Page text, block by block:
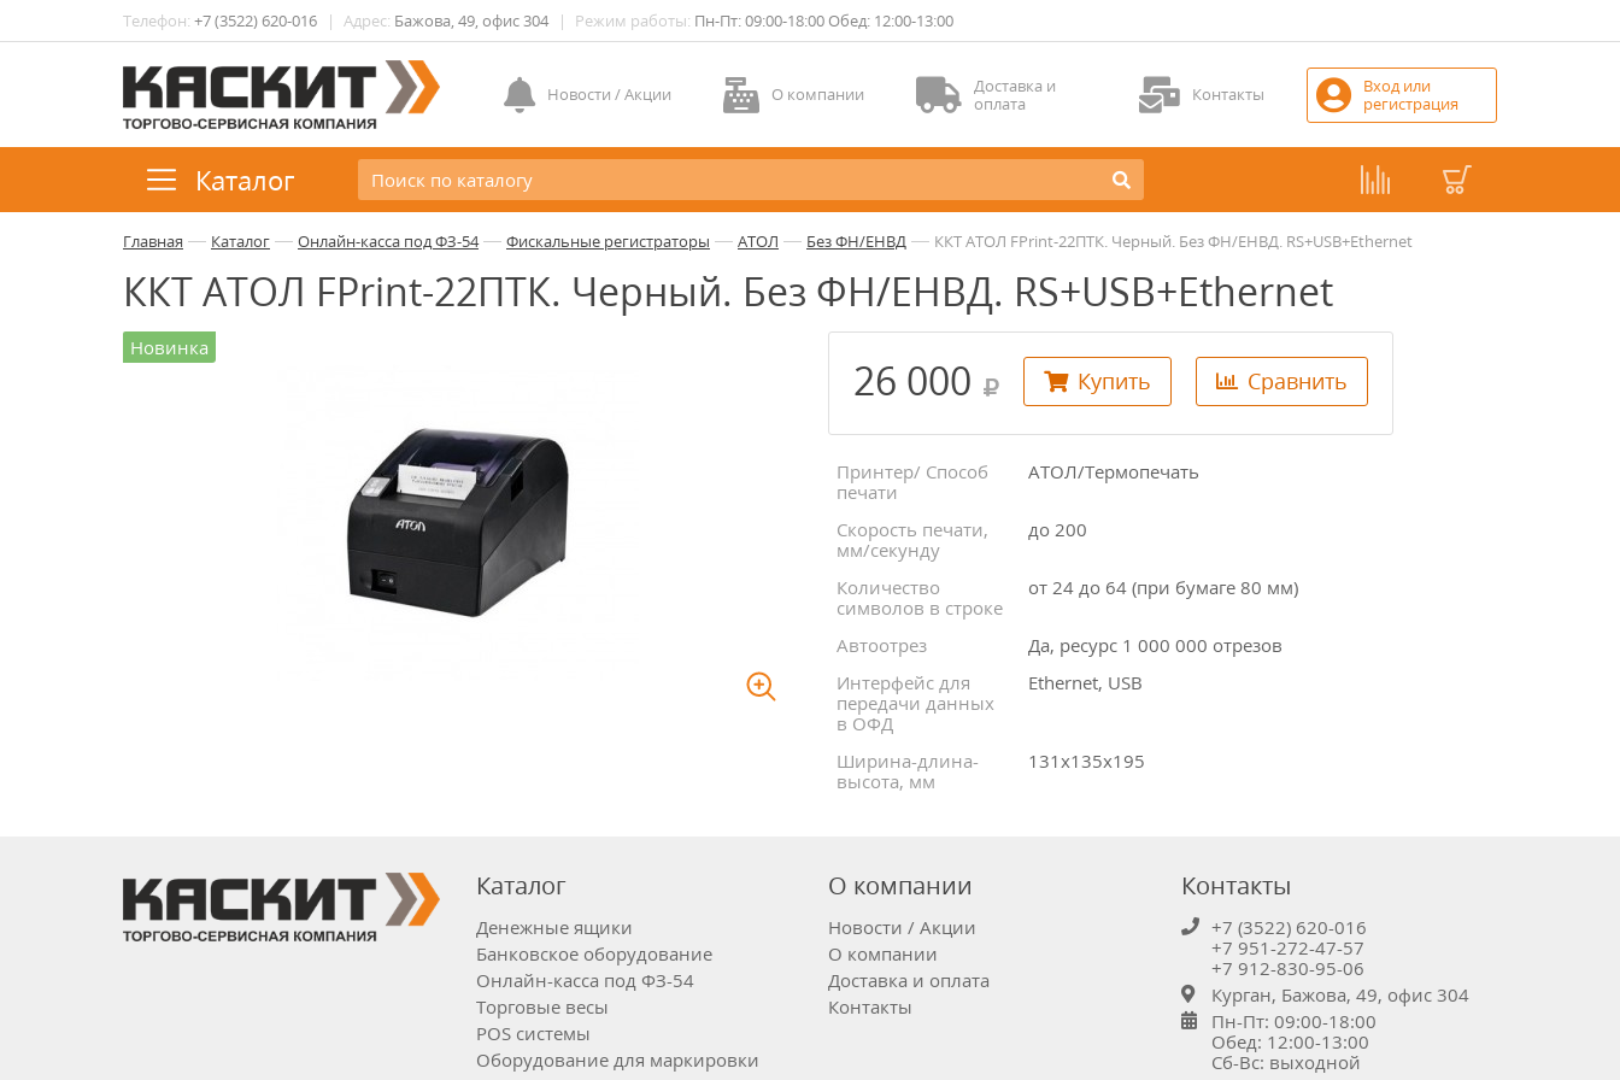
Телефон: +7 (3522) 620-016 | Адрес: Бажова, 49, офис 304 | Режим работы: Пн-Пт: 09:00-18:00 Обед: 12:00-13:00
Новости / Акции О компании
Доставка и
оплата
Контакты
Вход или
регистрация
Каталог
Главная — Каталог — Онлайн-касса под ФЗ-54— Фискальные регистраторы — АТОЛ — Без ФН/ЕНВД — ККТ АТОЛ FPrint-22ПТК. Черный. Без ФН/ЕНВД. RS+USB+Ethernet
ККТ АТОЛ FPrint-22ПТК. Черный. Без ФН/ЕНВД. RS+USB+Ethernet
Новинка
26 000 Купить Сравнить
Принтер/ Способ
печати
АТОЛ/Термопечать
Скорость печати,
мм/секунду
до 200
Количество
символов в строке
от 24 до 64 (при бумаге 80 мм)
Автоотрез
Да, ресурс 1 000 000 отрезов
Интерфейс для
передачи данных
в ОФД
Ethernet, USB
Ширина-длина-
высота, мм
131х135х195
Каталог
Денежные ящики
Банковское оборудование
Онлайн-касса под ФЗ-54
Торговые весы
POS системы
Оборудование для маркировки
О компании
Новости / Акции
О компании
Доставка и оплата
Контакты
Контакты
+7 (3522) 620-016
+7 951-272-47-57
+7 912-830-95-06
Курган, Бажова, 49, офис 304
Пн-Пт: 09:00-18:00
Обед: 12:00-13:00
Сб-Вс: выходной